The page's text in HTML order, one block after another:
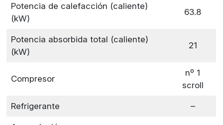
Potencia de calefacción (caliente)
(kW)
63.8
Potencia absorbida total (caliente)
(kW)
21
Compresor
nº 1
scroll
Refrigerante –